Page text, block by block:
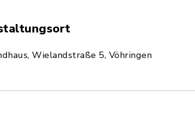
Wielandstraße 5, Vöhringen